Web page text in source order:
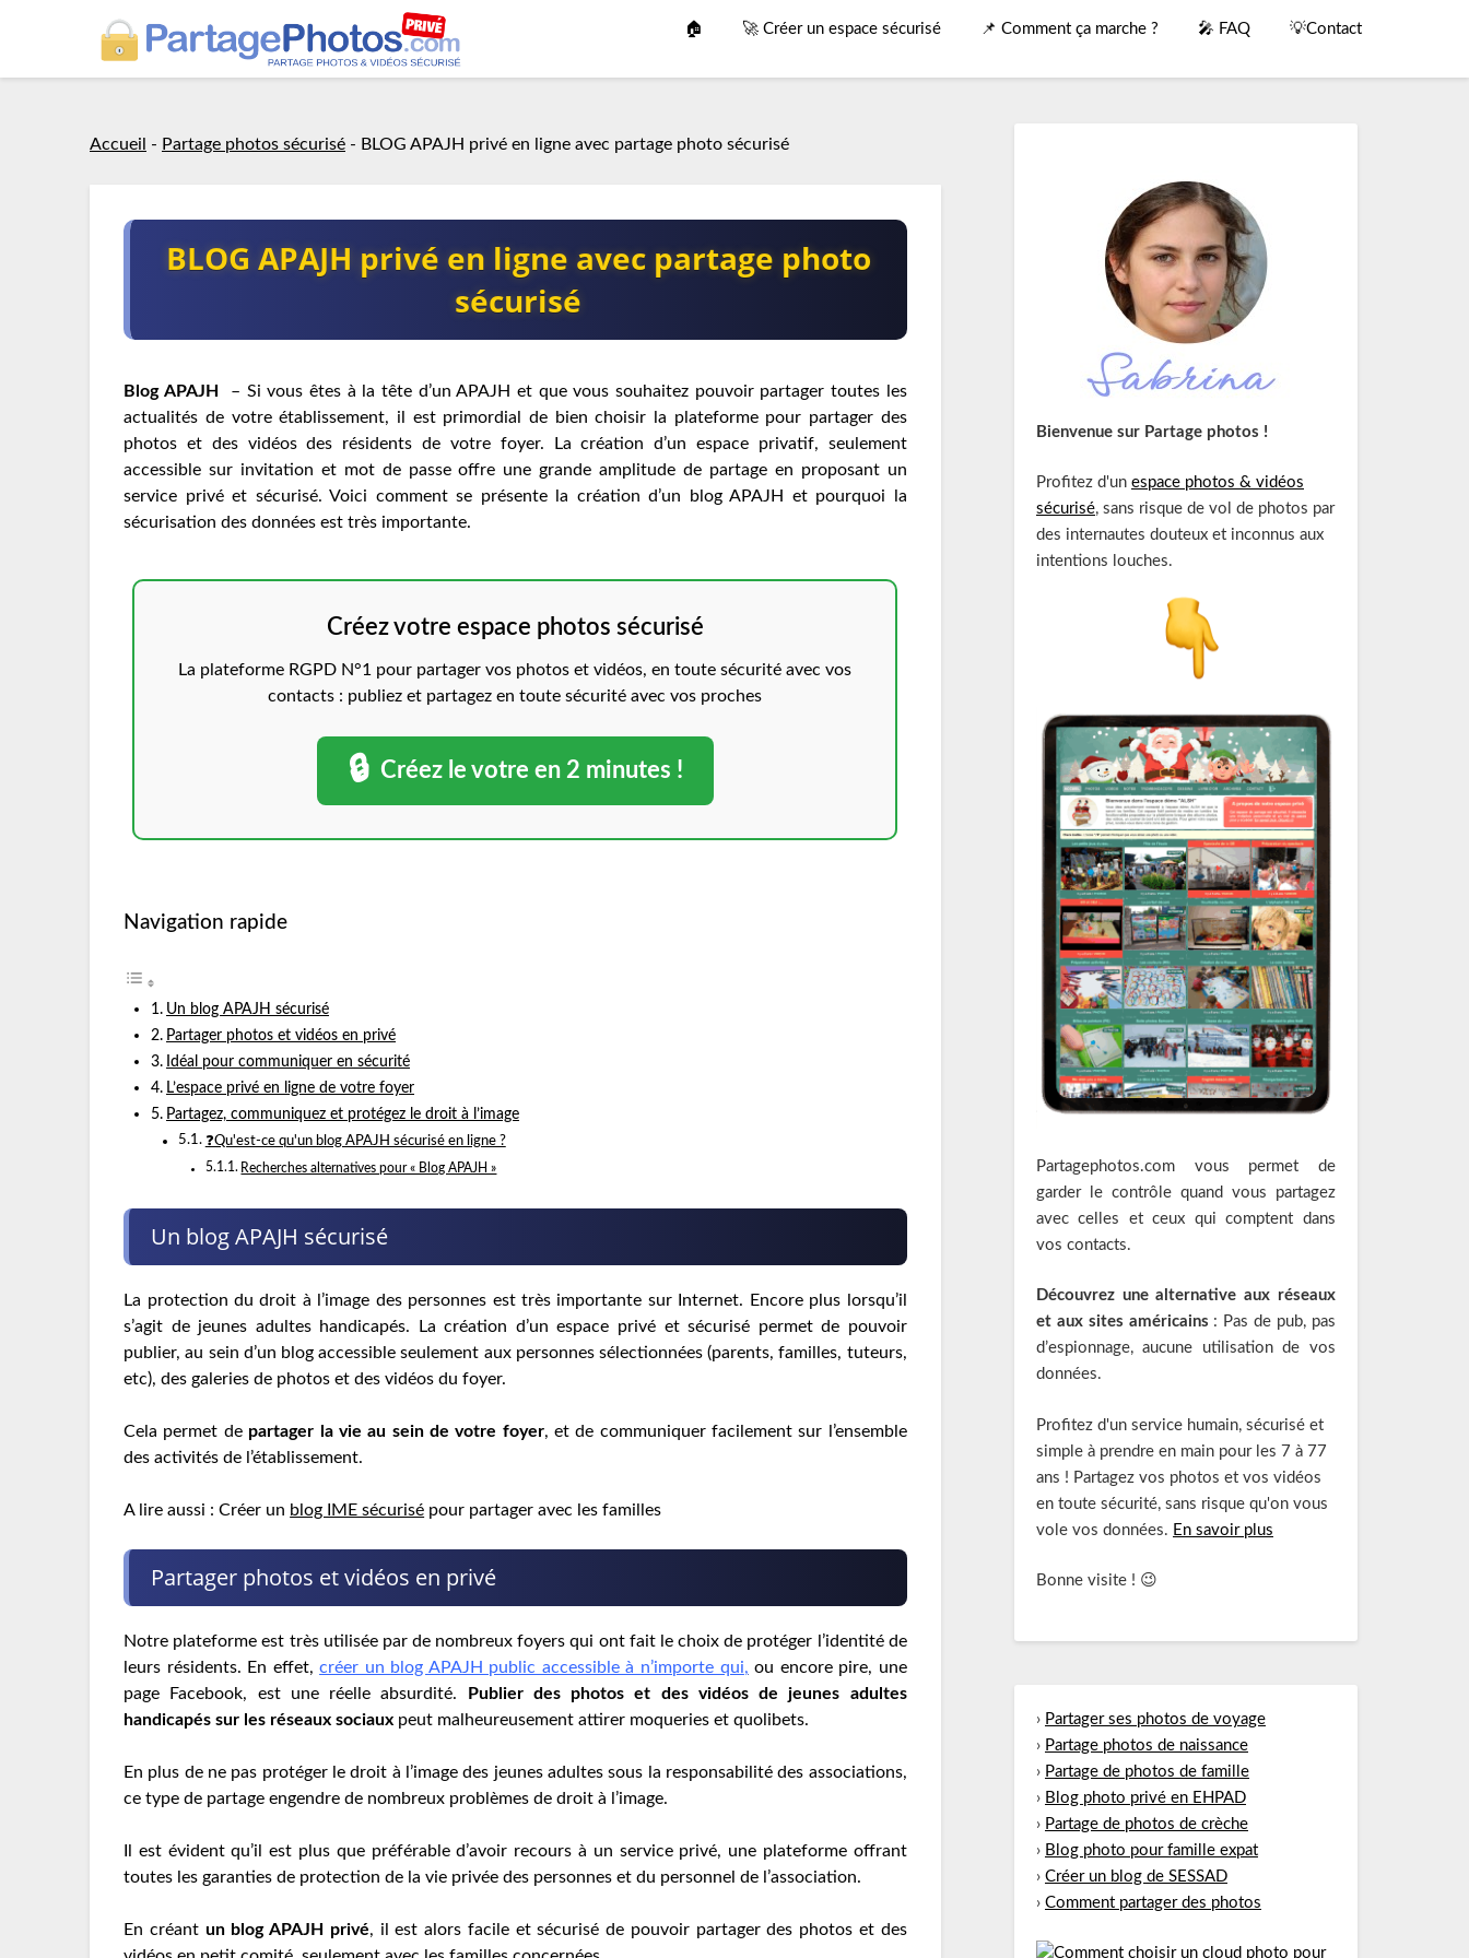
🏠 🚀 Créer un espace sécurisé 📌 Comment ça marche ? 🎤 FAQ 💡Contact
Accueil - Partage photos sécurisé - BLOG APAJH privé en ligne avec partage photo sécurisé
BLOG APAJH privé en ligne avec partage photo
sécurisé
Blog APAJH
– Si vous êtes à la tête d’un APAJH et que vous souhaitez pouvoir partager toutes les
actualités de votre établissement, il est primordial de bien choisir la plateforme pour partager des
photos et des vidéos des résidents de votre foyer. La création d’un espace privatif, seulement
accessible sur invitation et mot de passe offre une grande amplitude de partage en proposant un
service privé et sécurisé. Voici comment se présente la création d’un blog APAJH et pourquoi la
sécurisation des données est très importante.
Créez votre espace photos sécurisé
La plateforme RGPD N°1 pour partager vos photos et vidéos, en toute sécurité avec vos
contacts : publiez et partagez en toute sécurité avec vos proches
🔒 Créez le votre en 2 minutes !
Navigation rapide
Un blog APAJH sécurisé
Partager photos et vidéos en privé
Idéal pour communiquer en sécurité
L’espace privé en ligne de votre foyer
Partagez, communiquez et protégez le droit à l’image
❓Qu'est-ce qu'un blog APAJH sécurisé en ligne ?
Recherches alternatives pour « Blog APAJH »
Un blog APAJH sécurisé
La protection du droit à l’image des personnes est très importante sur Internet. Encore plus lorsqu’il
s’agit de jeunes adultes handicapés. La création d’un espace privé et sécurisé permet de pouvoir
publier, au sein d’un blog accessible seulement aux personnes sélectionnées (parents, familles, tuteurs,
etc), des galeries de photos et des vidéos du foyer.
Cela permet de partager la vie au sein de votre foyer, et de communiquer facilement sur l’ensemble
des activités de l’établissement.
A lire aussi : Créer un blog IME sécurisé pour partager avec les familles
Partager photos et vidéos en privé
Notre plateforme est très utilisée par de nombreux foyers qui ont fait le choix de protéger l’identité de
leurs résidents. En effet,créer un blog APAJH public accessible à n’importe qui, ou encore pire, une
page Facebook, est une réelle absurdité.
Publier des photos et des vidéos de jeunes adultes
handicapés sur les réseaux sociaux peut malheureusement attirer moqueries et quolibets.
En plus de ne pas protéger le droit à l’image des jeunes adultes sous la responsabilité des associations,
ce type de partage engendre de nombreux problèmes de droit à l’image.
Il est évident qu’il est plus que préférable d’avoir recours à un service privé, une plateforme offrant
toutes les garanties de protection de la vie privée des personnes et du personnel de l’association.
En créant un blog APAJH privé, il est alors facile et sécurisé de pouvoir partager des photos et des
Bienvenue sur Partage photos !
Profitez d'un espace photos & vidéos
sécurisé, sans risque de vol de photos par
des internautes douteux et inconnus aux
intentions louches.
Partagephotos.com vous permet de
garder le contrôle quand vous partagez
avec celles et ceux qui comptent dans
vos contacts.
Découvrez une alternative aux réseaux
et aux sites américains : Pas de pub, pas
d’espionnage, aucune utilisation de vos
données.
Profitez d'un service humain, sécurisé et
simple à prendre en main pour les 7 à 77
ans ! Partagez vos photos et vos vidéos
en toute sécurité, sans risque qu'on vous
vole vos données. En savoir plus
Bonne visite ! 😉
› Partager ses photos de voyage
› Partage photos de naissance
› Partage de photos de famille
› Blog photo privé en EHPAD
› Partage de photos de crèche
› Blog photo pour famille expat
› Créer un blog de SESSAD
› Comment partager des photos